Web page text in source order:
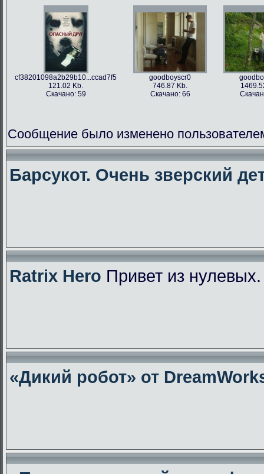
cf38201098a2b29b10...ccad7f5
121.02 Kb.
Скачано: 59
goodboyscr0
746.87 Kb.
Скачано: 66
Сообщение было изменено
Барсукот. Очень зверский
Ratrix Hero Привет из
«Дикий робот» от